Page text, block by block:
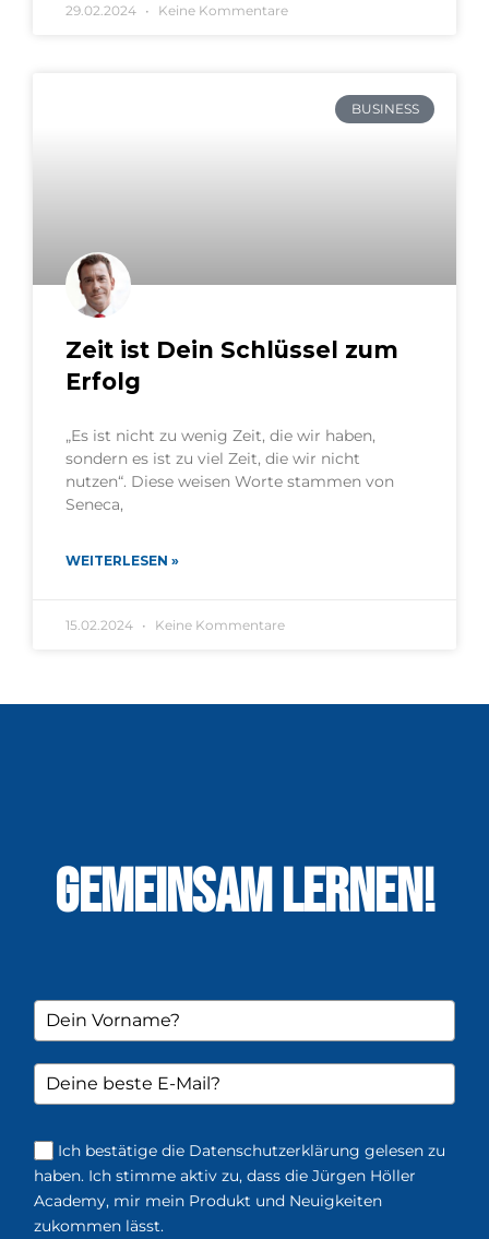
29.02.2024 Keine Kommentare
BUSINESS
Zeit ist Dein Schlüssel zum
Erfolg
„Es ist nicht zu wenig Zeit, die wir haben,
sondern es ist zu viel Zeit, die wir nicht
nutzen“. Diese weisen Worte stammen von
Seneca,
WEITERLESEN »
15.02.2024 Keine Kommentare
GEMEINSAM LERNEN!
Ich bestätige die Datenschutzerklärung gelesen zu
haben. Ich stimme aktiv zu, dass die Jürgen Höller
Academy, mir mein Produkt und Neuigkeiten
zukommen lässt.